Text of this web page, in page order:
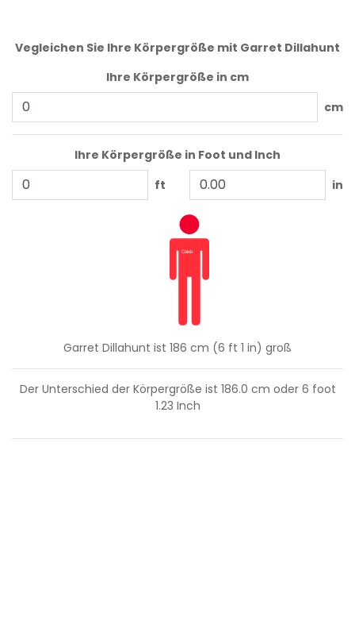
Vegleichen Sie Ihre Körpergröße mit Garret Dillahunt
Ihre Körpergröße in cm
cm
Ihre Körpergröße in Foot und Inch
ft
in
Garret Dillahunt ist 186 cm (6 ft 1 in) groß
Der Unterschied der Körpergröße ist 186.0 cm oder 6 foot
1.23 Inch